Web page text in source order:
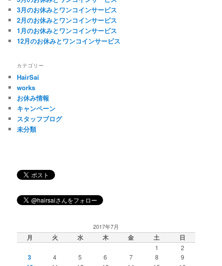
3月のお休みとワンコインサービス
2月のお休みとワンコインサービス
1月のお休みとワンコインサービス
12月のお休みとワンコインサービス
カテゴリー
HairSai
works
お休み情報
キャンペーン
スタッフブログ
未分類
2017年7月
月 火 水 木 金 土 日
1 2
3 4 5 6 7 8 9